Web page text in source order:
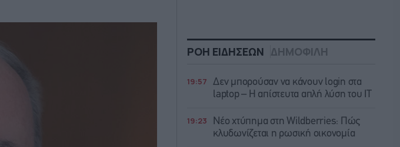
ΡΟΗ ΕΙΔΗΣΕΩΝ ΔΗΜΟΦΙΛΗ
19:57
Δεν μπορούσαν να κάνουν login στα
laptop – Η απίστευτα απλή λύση του IT
19:23
Νέο χτύπημα στη Wildberries: Πώς
κλυδωνίζεται η ρωσική οικονομία